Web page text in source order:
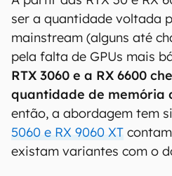
ser a quantidade voltada
mainstream (alguns até
pela falta de GPUs mais
RTX 3060 e a RX 6600
quantidade de memória
então, a abordagem tem
5060 e RX 9060 XT
existam variantes com o